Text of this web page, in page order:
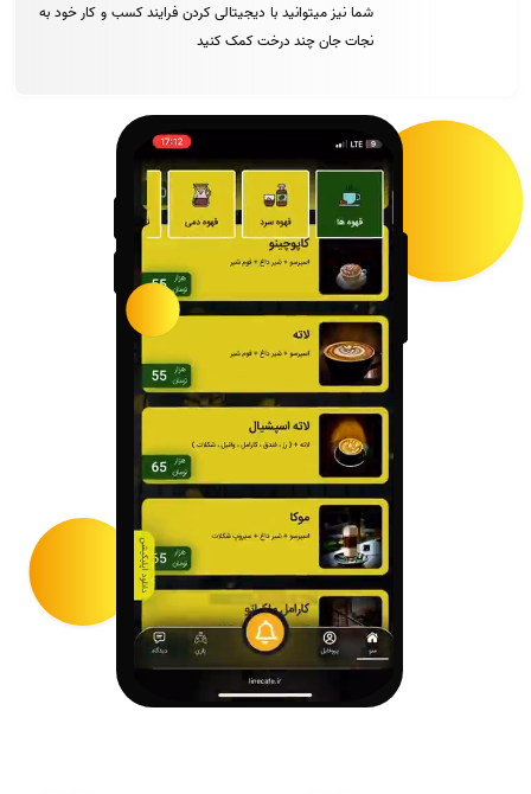
شما نیز میتوانید با دیجیتالی کردن فرایند کسب و کار خود به
نجات جان چند درخت کمک کنید